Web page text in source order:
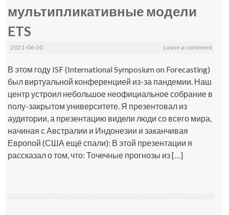
мультипликативные модели
ETS
2021-06-30 Leave a comment
В этом году ISF (International Symposium on Forecasting)
был виртуальной конференцией из-за пандемии. Наш
центр устроил небольшое неофициальное собрание в
полу-закрытом университете. Я презентовал из
аудитории, а презентацию видели люди со всего мира,
начиная с Австралии и Индонезии и заканчивая
Европой (США ещё спали): В этой презентации я
рассказал о том, что: Точечные прогнозы из […]